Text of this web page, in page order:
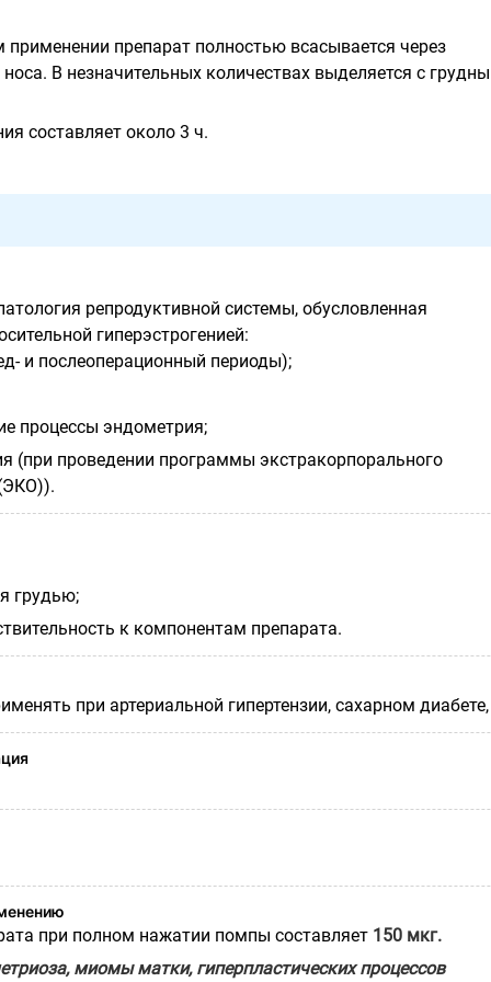
препарат полностью всасывается через
В незначительных количествах выделяется с
составляет около 3 ч.
репродуктивной системы, обусловленная
гиперэстрогенией:
и послеоперационный периоды);
процессы эндометрия;
(при проведении программы экстракорпорального
грудью;
к компонентам препарата.
при артериальной гипертензии, сахарном
при полном нажатии помпы составляет 150 мкг.
миомы матки, гиперпластических процессов